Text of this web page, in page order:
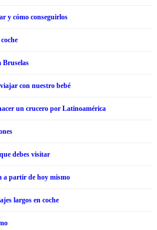
y cómo conseguirlos
Bruselas
con nuestro bebé
un crucero por Latinoamérica
debes visitar
a partir de hoy mismo
largos en coche